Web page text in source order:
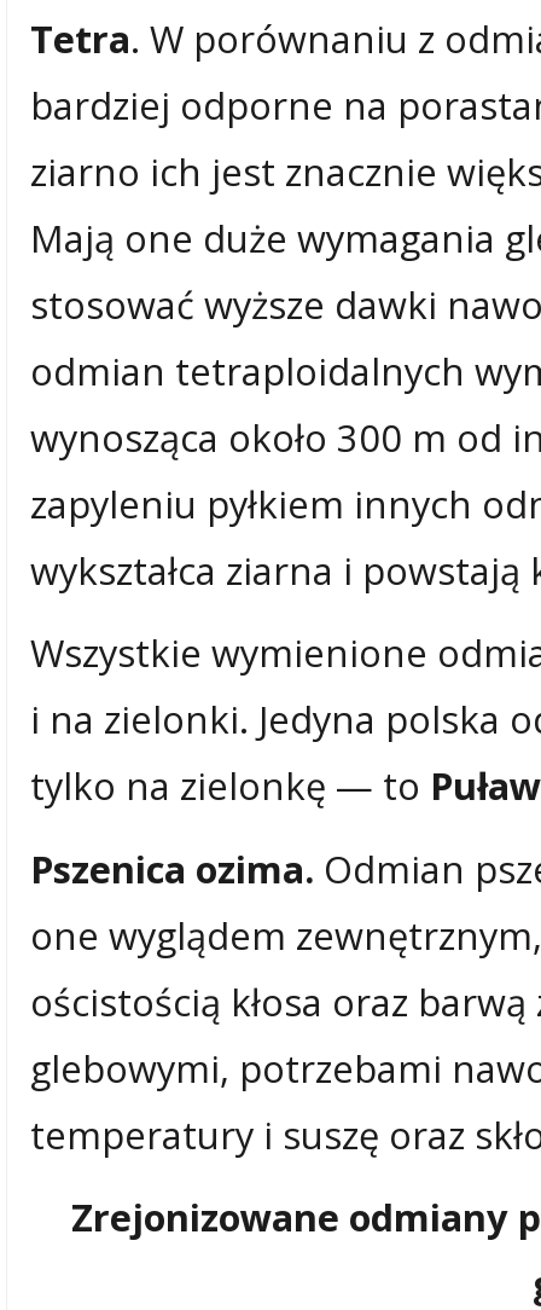
Tetra. W porównaniu z
bardziej odporne na
ziarno ich jest znacznie
Mają one duże wymagania
stosować wyższe dawki
odmian tetraploidalnych
wynosząca około 300 m od
zapyleniu pyłkiem innych
wykształca ziarna i powstają
Wszystkie wymienione
i na zielonki. Jedyna polska
tylko na zielonkę — to
Pszenica ozima. Odmian
one wyglądem zewnętrznym,
ościstością kłosa oraz
glebowymi, potrzebami
temperatury i suszę oraz
Zrejonizowane odmiany